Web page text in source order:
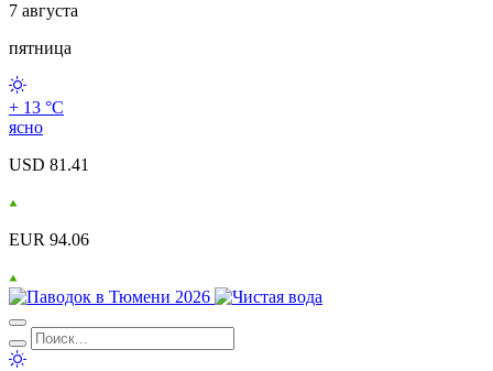
7 августа
пятница
+ 13 °С
ясно
USD 81.41
EUR 94.06